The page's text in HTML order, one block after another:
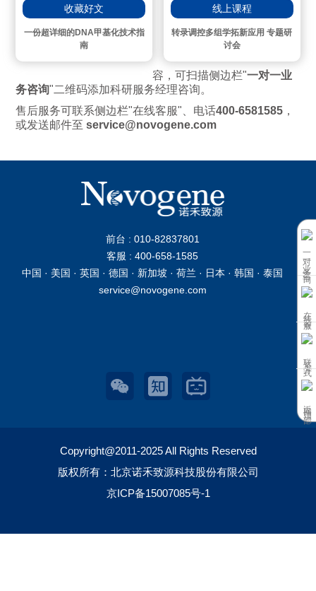
收藏好文
一份超详细的DNA甲基化技术指
南
线上课程
转录调控多组学拓新应用 专题研
讨会
容，可扫描侧边栏"一对一业
务咨询"二维码添加科研服务经理咨询。
售后服务可联系侧边栏"在线客服"、电话400-6581585 ，
或发送邮件至service@novogene.com
前台 : 010-82837801
客服 : 400-658-1585
中国 · 美国 · 英国 · 德国 · 新加坡 · 荷兰 · 日本 · 韩国 · 泰国
service@novogene.com
Copyright@2011-2025 All Rights Reserved
版权所有：北京诺禾致源科技股份有限公司
京ICP备15007085号-1
一对一业务咨询
在线客服
联系方式
返回顶部